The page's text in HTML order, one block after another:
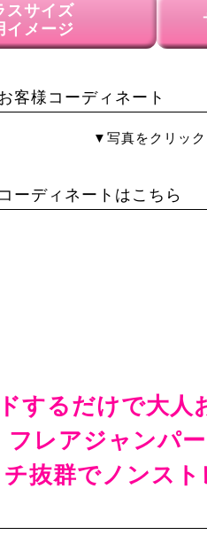
スサイズ
イメージ
客様コーディネート
▼写真をクリッ
ーディネートはこちら
するだけで大人
フレアジャンパ
抜群でノンスト